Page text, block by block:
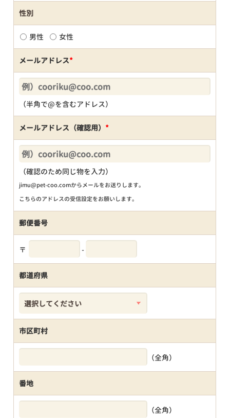
性別
男性 女性
メールアドレス*
（半角で@を含むアドレス）
メールアドレス（確認用） *
（確認のため同じ物を入力）
jimu@pet-coo.comからメールをお送りします。
こちらのアドレスの受信設定をお願いします。
郵便番号
〒 -
都道府県
市区町村
（全角）
番地
（全角）